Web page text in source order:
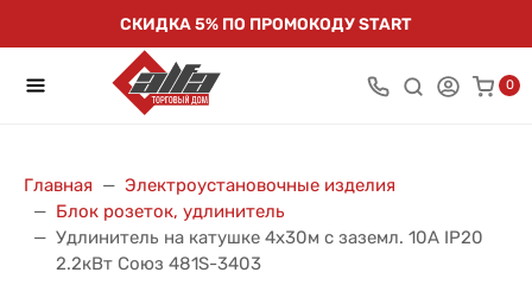
СКИДКА 5% ПО ПРОМОКОДУ START
0
Главная
Электроустановочные изделия
Блок розеток, удлинитель
Удлинитель на катушке 4х30м с заземл. 10А IP20
2.2кВт Союз 481S-3403